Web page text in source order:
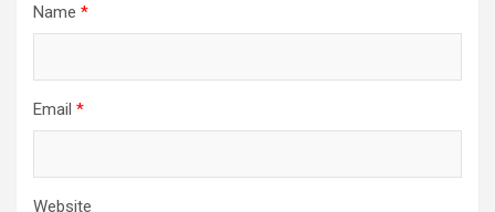
Name *
Email *
Website